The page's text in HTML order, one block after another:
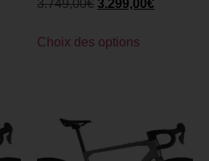
3.749,00€ 3.299,00€
Choix des options